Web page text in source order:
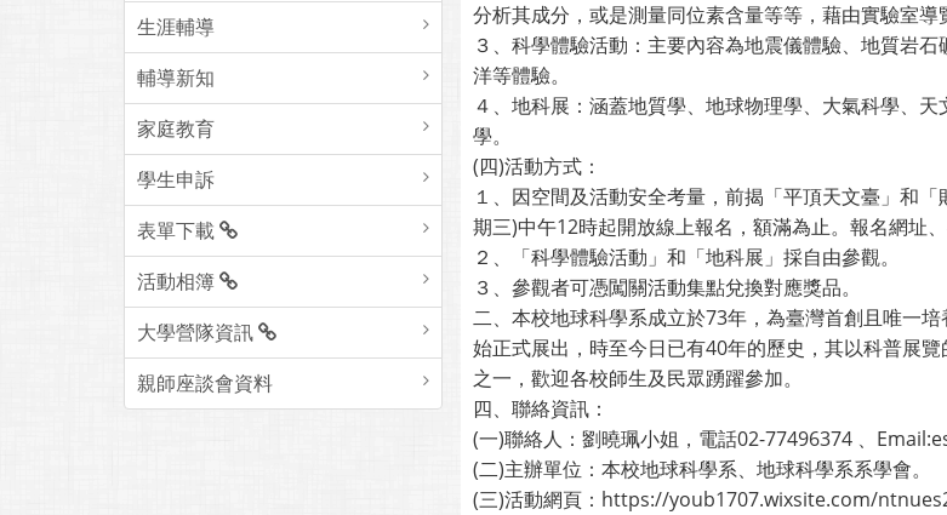
生涯輔導
輔導新知
家庭教育
學生申訴
表單下載
活動相簿
大學營隊資訊
親師座談會資料
分析其成分，或是測量同位素含量等等，藉由實驗室導
３、科學體驗活動：主要內容為地震儀體驗、地質岩
洋等體驗。
４、地科展：涵蓋地質學、地球物理學、大氣科學、
學。
(四)活動方式：
１、因空間及活動安全考量，前揭「平頂天文臺」和
期三)中午12時起開放線上報名，額滿為止。報名網址
２、「科學體驗活動」和「地科展」採自由參觀。
３、參觀者可憑闖關活動集點兌換對應獎品。
二、本校地球科學系成立於73年，為臺灣首創且唯一
始正式展出，時至今日已有40年的歷史，其以科普展
之一，歡迎各校師生及民眾踴躍參加。
四、聯絡資訊：
(一)聯絡人：劉曉珮小姐，電話02-77496374 、
(二)主辦單位：本校地球科學系、地球科學系系學會。
(三)活動網頁：https://youb1707.wixsite.com/